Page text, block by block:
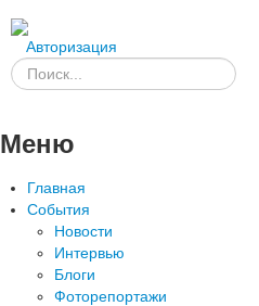
Авторизация
Меню
Главная
События
Новости
Интервью
Блоги
Фоторепортажи